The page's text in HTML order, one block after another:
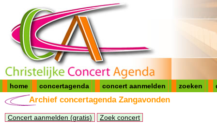
home concertagenda concert aanmelden zoeken
Archief concertagenda Zangavonden
Concert aanmelden (gratis) Zoek concert